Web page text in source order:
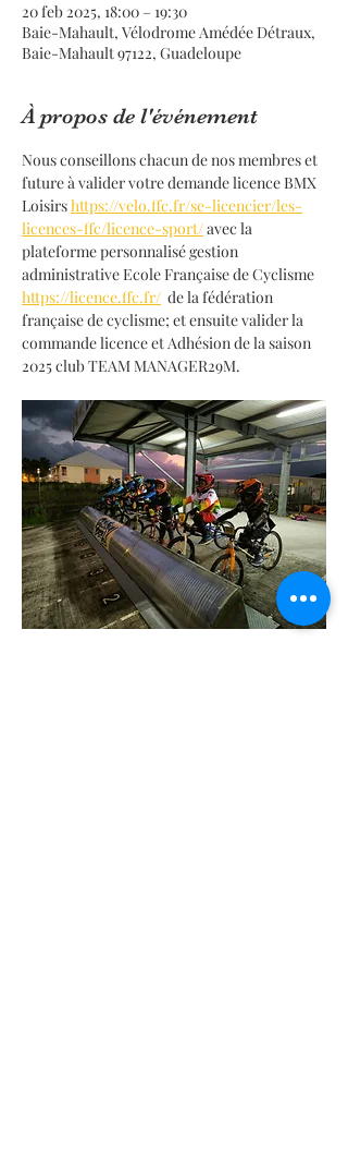
20 feb 2025, 18:00 – 19:30
Baie-Mahault, Vélodrome Amédée Détraux,
Baie-Mahault 97122, Guadeloupe
À propos de l'événement
Nous conseillons chacun de nos membres et
future à valider votre demande licence BMX
Loisirs https://velo.ffc.fr/se-licencier/les-
licences-ffc/licence-sport/ avec la
plateforme personnalisé gestion
administrative Ecole Française de Cyclisme
https://licence.ffc.fr/ de la fédération
française de cyclisme; et ensuite valider la
commande licence et Adhésion de la saison
2025 club TEAM MANAGER29M.